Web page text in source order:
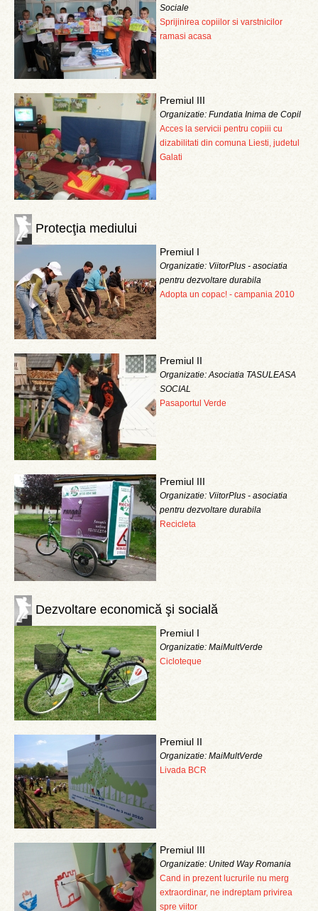
Sociale
Sprijinirea copiilor si varstnicilor
ramasi acasa
Premiul III
Organizatie: Fundatia Inima de Copil
Acces la servicii pentru copiii cu
dizabilitati din comuna Liesti, judetul
Galati
Protecţia mediului
Premiul I
Organizatie: ViitorPlus - asociatia
pentru dezvoltare durabila
Adopta un copac! - campania 2010
Premiul II
Organizatie: Asociatia TASULEASA
SOCIAL
Pasaportul Verde
Premiul III
Organizatie: ViitorPlus - asociatia
pentru dezvoltare durabila
Recicleta
Dezvoltare economică şi socială
Premiul I
Organizatie: MaiMultVerde
Cicloteque
Premiul II
Organizatie: MaiMultVerde
Livada BCR
Premiul III
Organizatie: United Way Romania
Cand in prezent lucrurile nu merg
extraordinar, ne indreptam privirea
spre viitor